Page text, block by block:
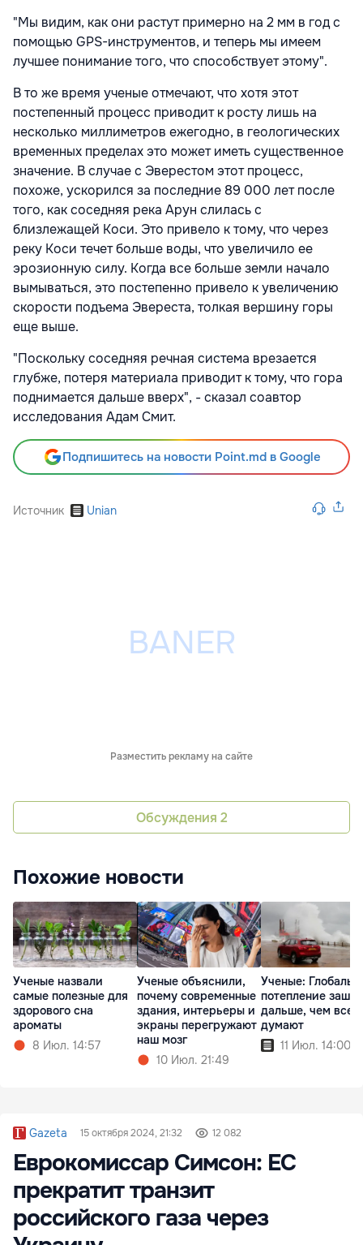
"Мы видим, как они растут примерно на 2 мм в год с
помощью GPS-инструментов, и теперь мы имеем
лучшее понимание того, что способствует этому".
В то же время ученые отмечают, что хотя этот
постепенный процесс приводит к росту лишь на
несколько миллиметров ежегодно, в геологических
временных пределах это может иметь существенное
значение. В случае с Эверестом этот процесс,
похоже, ускорился за последние 89 000 лет после
того, как соседняя река Арун слилась с
близлежащей Коси. Это привело к тому, что через
реку Коси течет больше воды, что увеличило ее
эрозионную силу. Когда все больше земли начало
вымываться, это постепенно привело к увеличению
скорости подъема Эвереста, толкая вершину горы
еще выше.
"Поскольку соседняя речная система врезается
глубже, потеря материала приводит к тому, что гора
поднимается дальше вверх", - сказал соавтор
исследования Адам Смит.
Подпишитесь на новости Point.md в Google
Источник Unian
Разместить рекламу на сайте
Обсуждения 2
Похожие новости
Ученые назвали
самые полезные для
здорового сна
ароматы
8 Июл. 14:57
Ученые объяснили,
почему современные
здания, интерьеры и
экраны перегружают
наш мозг
10 Июл. 21:49
Ученые:
потепление зашло
дальше, чем все
думают
11 Июл. 14:00
Gazeta 15 октября 2024, 21:32 12 082
Еврокомиссар Симсон: ЕС
прекратит транзит
российского газа через